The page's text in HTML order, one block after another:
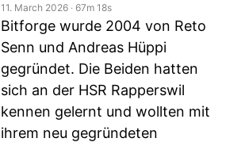
11. March 2026 ‧ 67m 18s
Bitforge wurde 2004 von Reto
Senn und Andreas Hüppi
gegründet. Die Beiden hatten
sich an der HSR Rapperswil
kennen gelernt und wollten mit
ihrem neu gegründeten